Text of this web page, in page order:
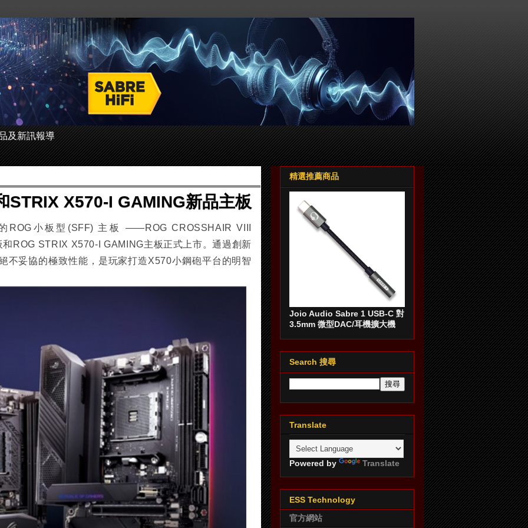
及新訊報導
STRIX X570-I GAMING新品主板
小板型(SFF) 主板 ——ROG CROSSHAIR VIII
ROG STRIX X570-I GAMING主板正式上市。通過創新
不妥協的極致性能，是玩家打造X570小鋼砲平台的明智
精選推薦商品
Joio Audio Sabre 1 USB-C 對
3.5mm 微型DAC/耳機擴大機
Search 搜尋
Translate
Powered by Translate
ESS Technology
官方網站